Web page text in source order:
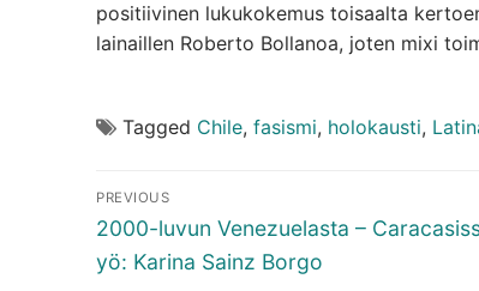
positiivinen lukukokemus toisaalta
lainaillen Roberto Bollanoa, joten mixi
Tagged Chile, fasismi, holokausti,
Artikkelien
selaus
PREVIOUS
Previous
post:
2000-luvun Venezuelasta –
yö: Karina Sainz Borgo